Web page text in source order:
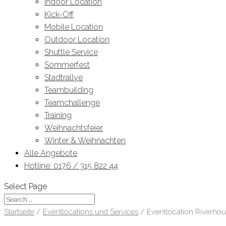
Kick-Off
Mobile Location
Outdoor Location
Shuttle Service
Sommerfest
Stadtrallye
Teambuilding
Teamchallenge
Training
Weihnachtsfeier
Winter & Weihnachten
Alle Angebote
Hotline: 0176 / 315 822 44
Select Page
Startseite / Eventlocations und Services / Eventlocation